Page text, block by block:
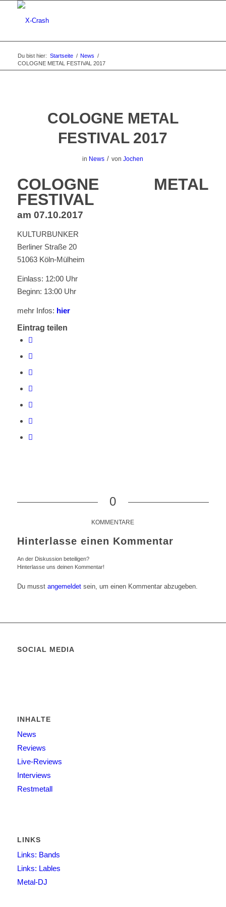
Du bist hier: Startseite / News /
COLOGNE METAL FESTIVAL 2017
COLOGNE METAL
FESTIVAL 2017
in News / vonJochen
COLOGNE METAL
FESTIVAL
am 07.10.2017
KULTURBUNKER
Berliner Straße 20
51063 Köln-Mülheim
Einlass: 12:00 Uhr
Beginn: 13:00 Uhr
mehr Infos: hier
Eintrag teilen
0
KOMMENTARE
Hinterlasse einen Kommentar
An der Diskussion beteiligen?
Hinterlasse uns deinen Kommentar!
Du musst angemeldetsein, um einen Kommentar abzugeben.
SOCIAL MEDIA
INHALTE
News
Reviews
Live-Reviews
Interviews
Restmetall
LINKS
Links: Bands
Links: Lables
Metal-DJ